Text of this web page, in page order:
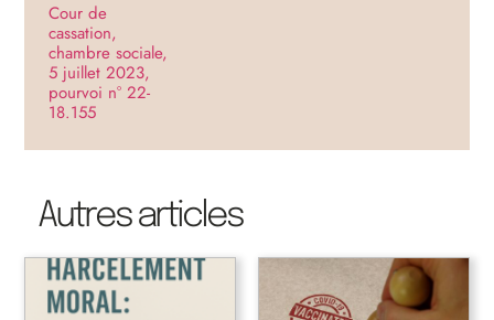
Cour de
cassation,
chambre sociale,
5 juillet 2023,
pourvoi n° 22-
18.155
Autres articles